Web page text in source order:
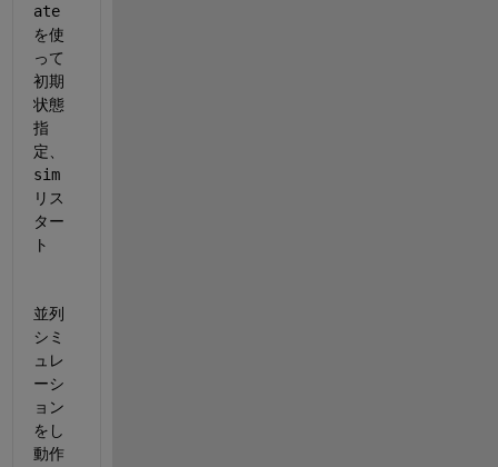
ate
を使
って
初期
状態
指
定、
sim
リス
ター
ト
並列
シミ
ュレ
ーシ
ョン
をし
動作